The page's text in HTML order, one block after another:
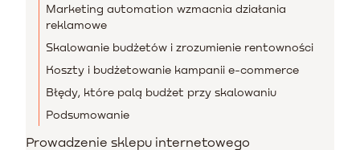
Marketing automation wzmacnia działania
reklamowe
Skalowanie budżetów i zrozumienie rentowności
Koszty i budżetowanie kampanii e-commerce
Błędy, które palą budżet przy skalowaniu
Podsumowanie
Prowadzenie sklepu internetowego